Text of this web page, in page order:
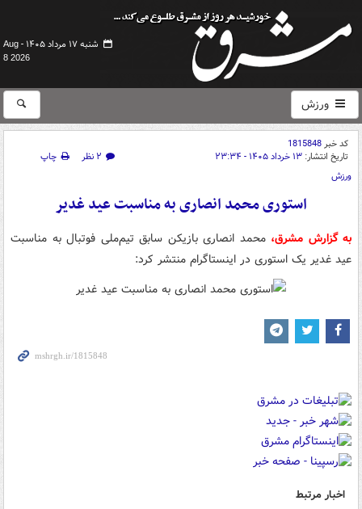
شنبه ۱۷ مرداد ۱۴۰۵ -
Aug
8 2026
ورزش
کد خبر1815848
تاریخ انتشار: ۱۳ خرداد ۱۴۰۵ - ۲۳:۳۴ ۲ نظر
چاپ
ورزش
استوری محمد انصاری به مناسبت عید غدیر
به گزارش مشرق، محمد انصاری بازیکن سابق تیم‌ملی فوتبال به مناسبت
عید غدیر یک استوری در اینستاگرام منتشر کرد:
اخبار مرتبط